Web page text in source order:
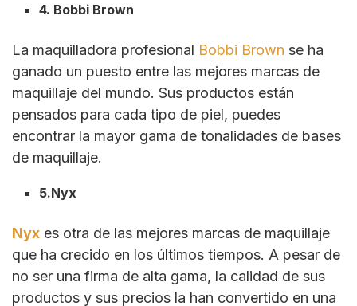
4. Bobbi Brown
La maquilladora profesional Bobbi Brown se ha
ganado un puesto entre las mejores marcas de
maquillaje del mundo. Sus productos están
pensados para cada tipo de piel, puedes
encontrar la mayor gama de tonalidades de bases
de maquillaje.
5.Nyx
Nyx es otra de las mejores marcas de maquillaje
que ha crecido en los últimos tiempos. A pesar de
no ser una firma de alta gama, la calidad de sus
productos y sus precios la han convertido en una